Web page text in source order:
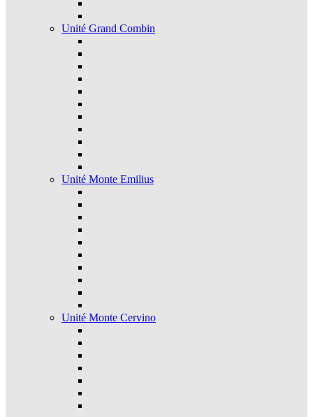
Unité Grand Combin
Unité Monte Emilius
Unité Monte Cervino